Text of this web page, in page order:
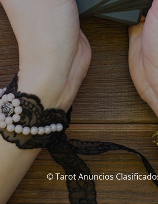
© Tarot Anuncios